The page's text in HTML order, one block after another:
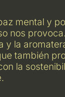
mental y
nos
y la
también
la